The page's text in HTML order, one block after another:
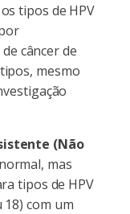
tipos de HPV
câncer de
mesmo
(Não
mas
tipos de HPV
com um